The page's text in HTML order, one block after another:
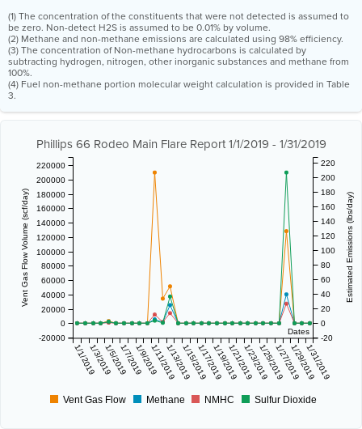
(1) The concentration of the constituents that were not detected is assumed to
be zero. Non-detect H2S is assumed to be 0.01% by volume.
(2) Methane and non-methane emissions are calculated using 98% efficiency.
(3) The concentration of Non-methane hydrocarbons is calculated by
subtracting hydrogen, nitrogen, other inorganic substances and methane from
100%.
(4) Fuel non-methane portion molecular weight calculation is provided in Table
3.
Phillips 66 Rodeo Main Flare Report 1/1/2019 - 1/31/2019
Dates
1/1/20191/3/20191/5/20191/7/20191/9/20191/11/20191/13/20191/15/20191/17/20191/19/20191/21/20191/23/20191/25/20191/27/20191/29/20191/31/2019
Vent Gas Flow Volume (scf/day)
-20000
0
20000
40000
60000
80000
100000
120000
140000
160000
180000
200000
220000
Estimated Emissions (lbs/day)
-20
0
20
40
60
80
100
120
140
160
180
200
220
Vent Gas Flow Methane NMHC Sulfur Dioxide